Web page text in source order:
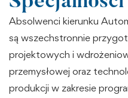
Absolwenci kierunku
są wszechstronnie
projektowych i
przemysłowej oraz
produkcji w zakresie